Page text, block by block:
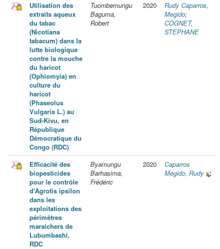
Utilisation des
extraits aqueux
du tabac
(Nicotiana
tabacum) dans la
lutte biologique
contre la mouche
du haricot
(Ophiomyia) en
culture du
haricot
(Phaseolus
Vulgaris L.) au
Sud-Kivu, en
République
Démocratique du
Congo (RDC)
Tuombemungu
Baguma,
Robert
2020
Rudy Caparros,
Megido;
COGNET,
STEPHANE
Efficacité des
biopesticides
pour le contrôle
d'Agrotis ipsilon
dans les
exploitations des
périmètres
maraichers de
Lubumbashi,
RDC
Byamungu
Barhasima,
Frédéric
2020
Caparros
Megido, Rudy